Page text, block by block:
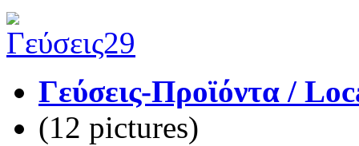
Γεύσεις-Προϊόντα /
(12 pictures)